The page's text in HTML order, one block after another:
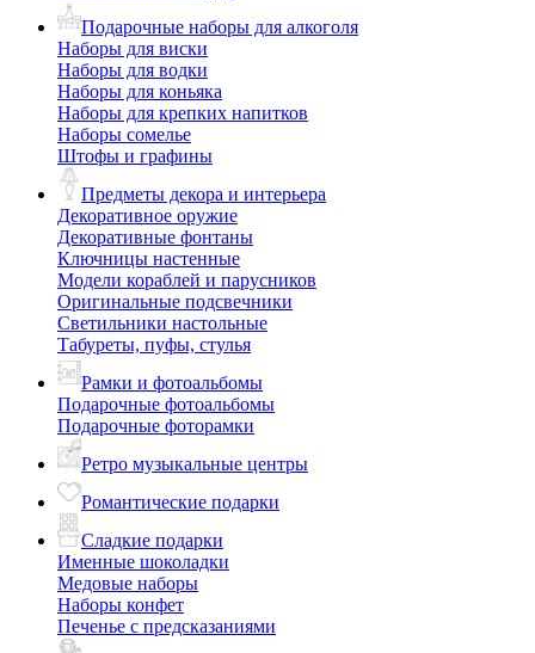
Подарочные наборы для алкоголя
Наборы для виски
Наборы для водки
Наборы для коньяка
Наборы для крепких напитков
Наборы сомелье
Штофы и графины
Предметы декора и интерьера
Декоративное оружие
Декоративные фонтаны
Ключницы настенные
Модели кораблей и парусников
Оригинальные подсвечники
Светильники настольные
Табуреты, пуфы, стулья
Рамки и фотоальбомы
Подарочные фотоальбомы
Подарочные фоторамки
Ретро музыкальные центры
Романтические подарки
Сладкие подарки
Именные шоколадки
Медовые наборы
Наборы конфет
Печенье с предсказаниями